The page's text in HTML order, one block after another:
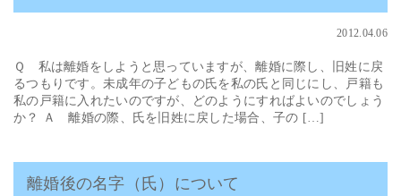
2012.04.06
Ｑ 私は離婚をしようと思っていますが、離婚に際し、旧姓に戻
るつもりです。未成年の子どもの氏を私の氏と同じにし、戸籍も
私の戸籍に入れたいのですが、どのようにすればよいのでしょう
か？ Ａ 離婚の際、氏を旧姓に戻した場合、子の […]
離婚後の名字（氏）について